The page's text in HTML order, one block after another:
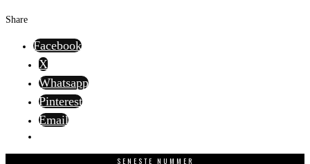
Share
Facebook
X
Whatsapp
Pinterest
Email
SENESTE NUMMER